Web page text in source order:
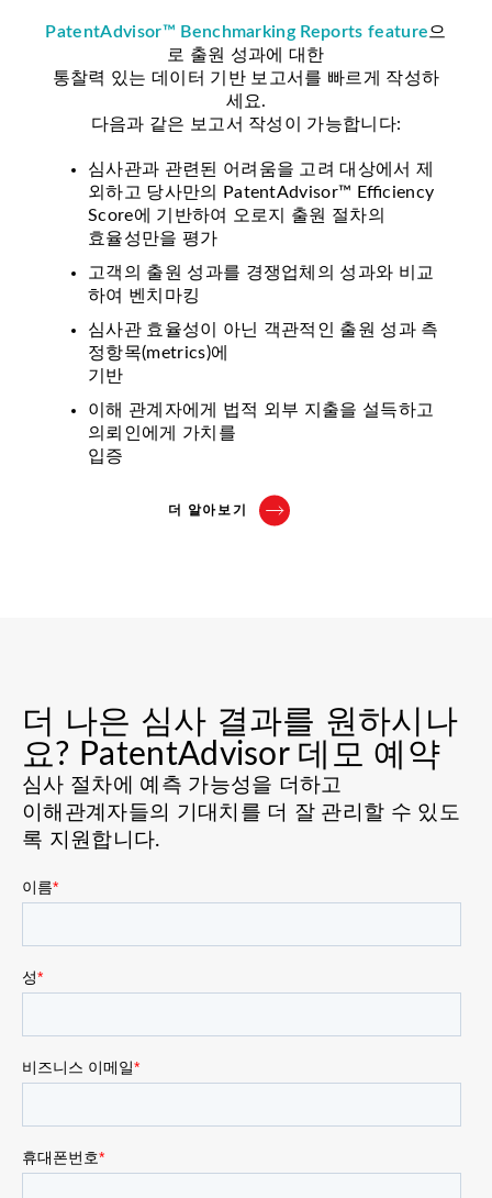
PatentAdvisor™ Benchmarking Reports feature으
로 출원 성과에 대한
통찰력 있는 데이터 기반 보고서를 빠르게 작성하
세요.
다음과 같은 보고서 작성이 가능합니다:
심사관과 관련된 어려움을 고려 대상에서 제
외하고 당사만의 PatentAdvisor™ Efficiency
Score에 기반하여 오로지 출원 절차의
효율성만을 평가
고객의 출원 성과를 경쟁업체의 성과와 비교
하여 벤치마킹
심사관 효율성이 아닌 객관적인 출원 성과 측
정항목(metrics)에
기반
이해 관계자에게 법적 외부 지출을 설득하고
의뢰인에게 가치를
입증
더 알아보기
더 나은 심사 결과를 원하시나
요? PatentAdvisor 데모 예약
심사 절차에 예측 가능성을 더하고
이해관계자들의 기대치를 더 잘 관리할 수 있도
록 지원합니다.